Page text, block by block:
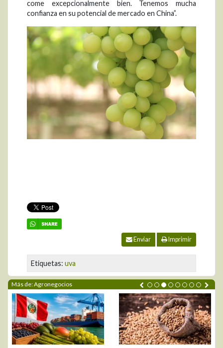
come excepcionalmente bien. Tenemos mucha
confianza en su potencial de mercado en China”.
Enviar Imprimir
Etiquetas: uva
Más de: Agronegocios